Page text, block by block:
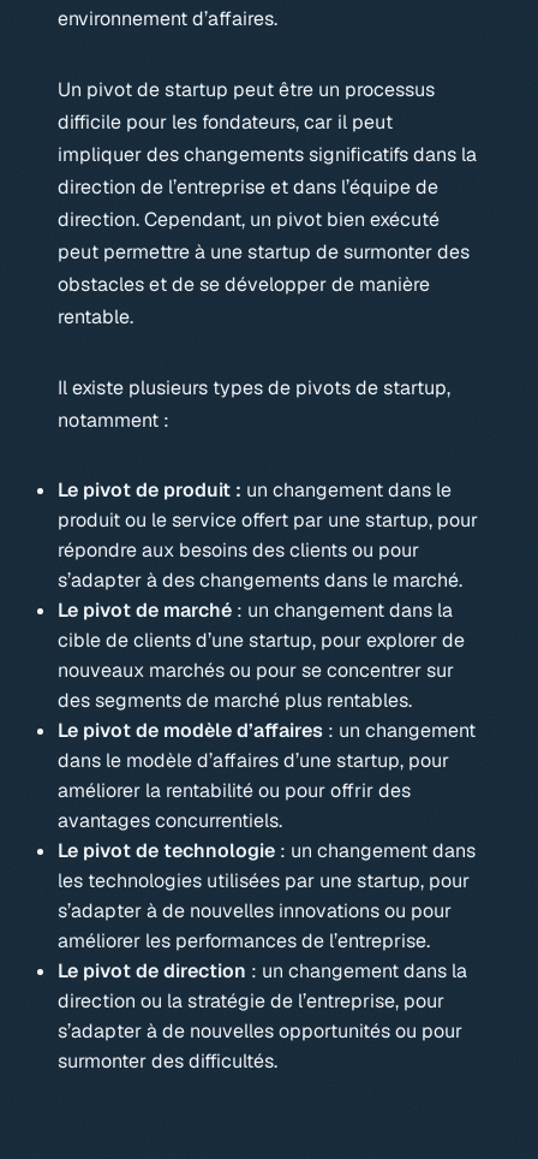
environnement d’affaires.
Un pivot de startup peut être un processus
difficile pour les fondateurs, car il peut
impliquer des changements significatifs dans la
direction de l’entreprise et dans l’équipe de
direction. Cependant, un pivot bien exécuté
peut permettre à une startup de surmonter des
obstacles et de se développer de manière
rentable.
Il existe plusieurs types de pivots de startup,
notamment :
Le pivot de produit : un changement dans le
produit ou le service offert par une startup, pour
répondre aux besoins des clients ou pour
s’adapter à des changements dans le marché.
Le pivot de marché : un changement dans la
cible de clients d’une startup, pour explorer de
nouveaux marchés ou pour se concentrer sur
des segments de marché plus rentables.
Le pivot de modèle d’affaires : un changement
dans le modèle d’affaires d’une startup, pour
améliorer la rentabilité ou pour offrir des
avantages concurrentiels.
Le pivot de technologie : un changement dans
les technologies utilisées par une startup, pour
s’adapter à de nouvelles innovations ou pour
améliorer les performances de l’entreprise.
Le pivot de direction : un changement dans la
direction ou la stratégie de l’entreprise, pour
s’adapter à de nouvelles opportunités ou pour
surmonter des difficultés.